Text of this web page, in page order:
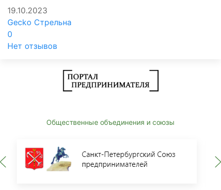
19.10.2023
Gecko Стрельна
0
Нет отзывов
Общественные объединения и союзы